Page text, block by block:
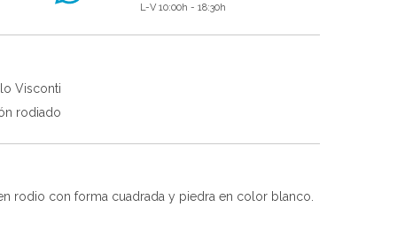
L-V 10:00h - 18:30h
Visconti
rodiado
rodio con forma cuadrada y piedra en color blanco.